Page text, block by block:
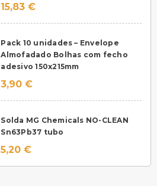
15,83 €
Pack 10 unidades – Envelope
Almofadado Bolhas com fecho
adesivo 150x215mm
3,90 €
Solda MG Chemicals NO-CLEAN
Sn63Pb37 tubo
5,20 €